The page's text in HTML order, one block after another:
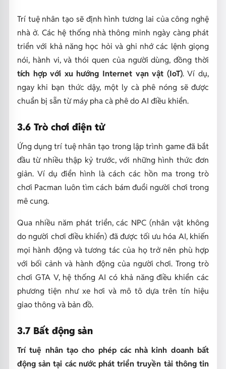
Trí tuệ nhân tạo sẽ định hình tương lai của công nghệ
nhà ở. Các hệ thống nhà thông minh ngày càng phát
triển với khả năng học hỏi và ghi nhớ các lệnh giọng
nói, hành vi, và thói quen của người dùng, đồng thời
tích hợp với xu hướng Internet vạn vật (IoT). Ví dụ,
ngay khi bạn thức dậy, một ly cà phê nóng sẽ được
chuẩn bị sẵn từ máy pha cà phê do AI điều khiển.
3.6 Trò chơi điện tử
Ứng dụng trí tuệ nhân tạo trong lập trình game đã bắt
đầu từ nhiều thập kỷ trước, với những hình thức đơn
giản. Ví dụ điển hình là cách các hồn ma trong trò
chơi Pacman luôn tìm cách bám đuổi người chơi trong
mê cung.
Qua nhiều năm phát triển, các NPC (nhân vật không
do người chơi điều khiển) đã được tối ưu hóa AI, khiến
mọi hành động và tương tác của họ trở nên phù hợp
với bối cảnh và hành động của người chơi. Trong trò
chơi GTA V, hệ thống AI có khả năng điều khiển các
phương tiện như xe hơi và mô tô dựa trên tín hiệu
giao thông và bản đồ.
3.7 Bất động sản
Trí tuệ nhân tạo cho phép các nhà kinh doanh bất
động sản tại các nước phát triển truyền tải thông tin